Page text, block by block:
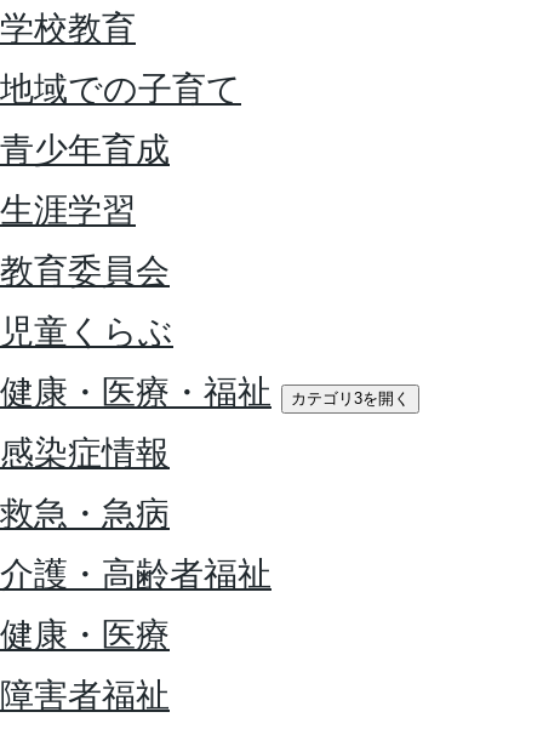
学校教育
地域での子育て
青少年育成
生涯学習
教育委員会
児童くらぶ
健康・医療・福祉
カテゴリ3を開く
感染症情報
救急・急病
介護・高齢者福祉
健康・医療
障害者福祉